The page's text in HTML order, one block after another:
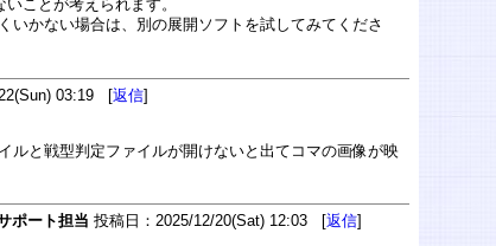
ことが考えられます。
いかない場合は、別の展開ソフトを試してみてくださ
03:19 [返信]
ルと戦型判定ファイルが開けないと出てコマの画像が映
ポート担当 投稿日：2025/12/20(Sat) 12:03 [返信]